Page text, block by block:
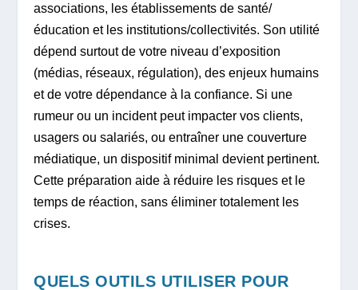
associations, les établissements de santé/
éducation et les institutions/collectivités. Son utilité
dépend surtout de votre niveau d’exposition
(médias, réseaux, régulation), des enjeux humains
et de votre dépendance à la confiance. Si une
rumeur ou un incident peut impacter vos clients,
usagers ou salariés, ou entraîner une couverture
médiatique, un dispositif minimal devient pertinent.
Cette préparation aide à réduire les risques et le
temps de réaction, sans éliminer totalement les
crises.
QUELS OUTILS UTILISER POUR